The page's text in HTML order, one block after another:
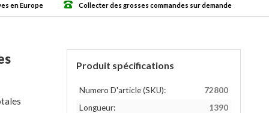
sur demande Livraison gratuite à partir de € 500 Sans TVA.
Produit spécifications
Numero D'article (SKU):
72800
Longueur:
1390